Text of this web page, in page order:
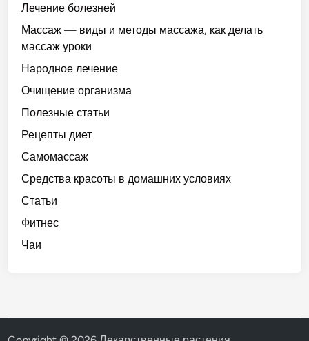
Лечение болезней
Массаж — виды и методы массажа, как делать
массаж уроки
Народное лечение
Очищение организма
Полезные статьи
Рецепты диет
Самомассаж
Средства красоты в домашних условиях
Статьи
Фитнес
Чаи